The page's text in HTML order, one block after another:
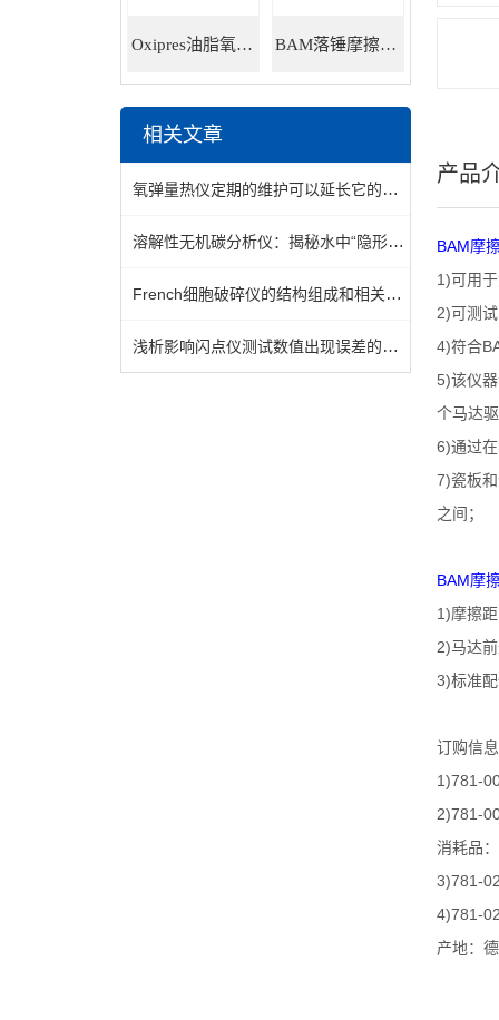
Oxipres油脂氧化稳定性仪 BAM落锤摩擦感度仪
相关文章
氧弹量热仪定期的维护可以延长它的使用时间
溶解性无机碳分析仪：揭秘水中“隐形”的碳世界
French细胞破碎仪的结构组成和相关特点说明
浅析影响闪点仪测试数值出现误差的因素
产品
BAM摩
1) 可用
2) 可测
4)符合
5)该仪
个马达
6)通过
7)瓷板
之间；
BAM摩
1)摩擦
2)马达
3)标准
订购信
1)781-
2)781-
消耗品：
3)781-
4)781-
产地：